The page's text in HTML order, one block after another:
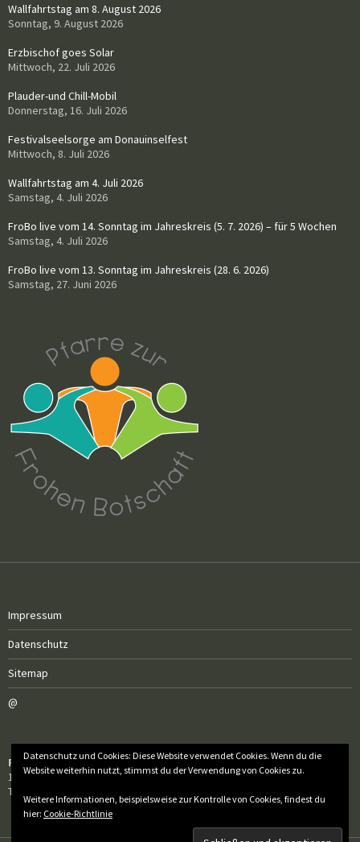
Wallfahrtstag am 8. August 2026
Sonntag, 9. August 2026
Erzbischof goes Solar
Mittwoch, 22. Juli 2026
Plauder-und Chill-Mobil
Donnerstag, 16. Juli 2026
Festivalseelsorge am Donauinselfest
Mittwoch, 8. Juli 2026
Wallfahrtstag am 4. Juli 2026
Samstag, 4. Juli 2026
FroBo live vom 14. Sonntag im Jahreskreis (5. 7. 2026) – für 5 Wochen
Samstag, 4. Juli 2026
FroBo live vom 13. Sonntag im Jahreskreis (28. 6. 2026)
Samstag, 27. Juni 2026
Impressum
Datenschutz
Sitemap
@
Röm.-kath. Pfarrgemeinde Sankt Florian
1050 Wien, Wiedner Hauptstraße 97
Tel.: 01 / 505 50 60 – 20
Datenschutz und Cookies: Diese Website verwendet Cookies. Wenn du die
Website weiterhin nutzt, stimmst du der Verwendung von Cookies zu.
Weitere Informationen, beispielsweise zur Kontrolle von Cookies, findest du
hier: Cookie-Richtlinie